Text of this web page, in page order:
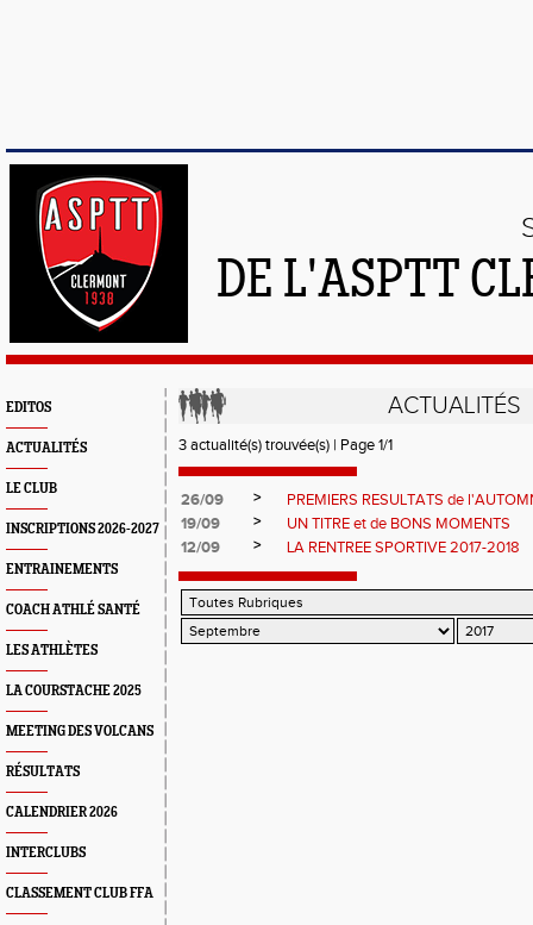
DE L'ASPTT
EDITOS
ACTUALITÉS
LE CLUB
INSCRIPTIONS 2026-2027
ENTRAINEMENTS
COACH ATHLÉ SANTÉ
LES ATHLÈTES
LA COURSTACHE 2025
MEETING DES VOLCANS
RÉSULTATS
CALENDRIER 2026
INTERCLUBS
CLASSEMENT CLUB FFA
ACTUALITÉS
3 actualité(s) trouvée(s) | Page 1/1
26/09 >
PREMIERS RESULTATS de
19/09
>
UN TITRE et de BONS MOMENTS
12/09
> LA RENTREE SPORTIVE 2017-2018